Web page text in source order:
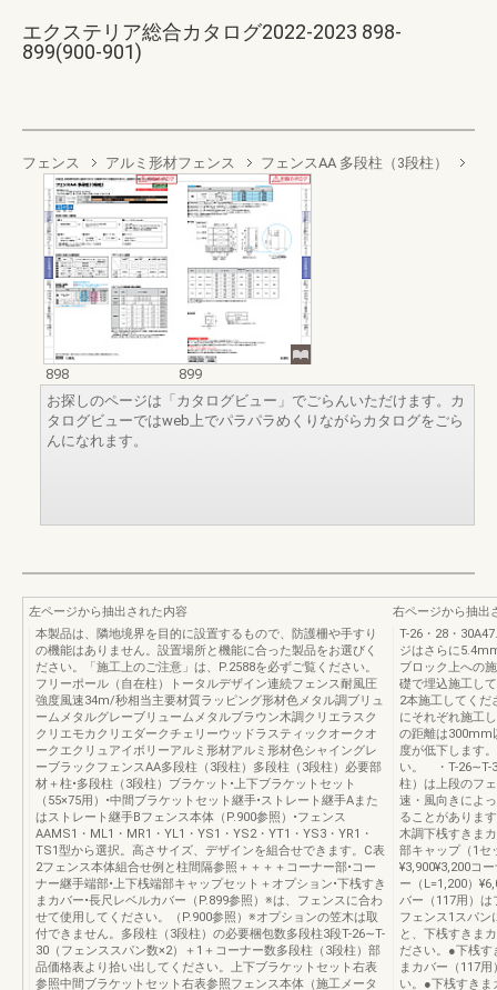
エクステリア総合カタログ2022-2023 898-
899(900-901)
フェンス アルミ形材フェンス フェンスAA 多段柱（3段柱）
898
899
お探しのページは「カタログビュー」でごらんいただけます。カ
タログビューではweb上でパラパラめくりながらカタログをごら
んになれます。
左ページから抽出された内容
本製品は、隣地境界を目的に設置するもので、防護柵や手すり
の機能はありません。設置場所と機能に合った製品をお選びく
ださい。「施工上のご注意」は、P.2588を必ずご覧ください。
フリーポール（自在柱）トータルデザイン連続フェンス耐風圧
強度風速34m/秒相当主要材質ラッピング形材色メタル調ブリュ
ームメタルグレーブリュームメタルブラウン木調クリエラスク
クリエモカクリエダークチェリーウッドラスティックオークオ
ークエクリュアイボリーアルミ形材アルミ形材色シャイングレ
ーブラックフェンスAA多段柱（3段柱）多段柱（3段柱）必要部
材＋柱•多段柱（3段柱）ブラケット•上下ブラケットセット
（55×75用）•中間ブラケットセット継手•ストレート継手Aまた
はストレート継手Bフェンス本体（P.900参照）•フェンス
AAMS1・ML1・MR1・YL1・YS1・YS2・YT1・YS3・YR1・
TS1型から選択。高さサイズ、デザインを組合せできます。C表
2フェンス本体組合せ例と柱間隔参照＋＋＋＋コーナー部•コー
ナー継手端部•上下桟端部キャップセット＋オプション•下桟すき
まカバー•長尺レベルカバー（P.899参照）※は、フェンスに合わ
せて使用してください。（P.900参照）※オプションの笠木は取
付できません。多段柱（3段柱）の必要梱包数多段柱3段T-26∼T-
30（フェンススパン数×2）＋1＋コーナー数多段柱（3段柱）部
品価格表より拾い出してください。上下ブラケットセット右表
参照中間ブラケットセット右表参照フェンス本体（施工メータ
右ページから抽出
T-26・28・
ジはさらに
ブロック上への
礎で埋込施工し
2本施工してく
にそれぞれ施工
の距離は300mm
度が低下します
い。 ・T-26∼T-
柱）は上段のフ
速・風向きによ
ることがありま
木調下桟すきま
部キャップ（1セ
¥3,900¥3,200コ
ー（L=1,200）
バー（117用）
フェンス1スパン
と、下桟すきま
ださい。●下桟す
まカバー（117
い。●下桟すきま